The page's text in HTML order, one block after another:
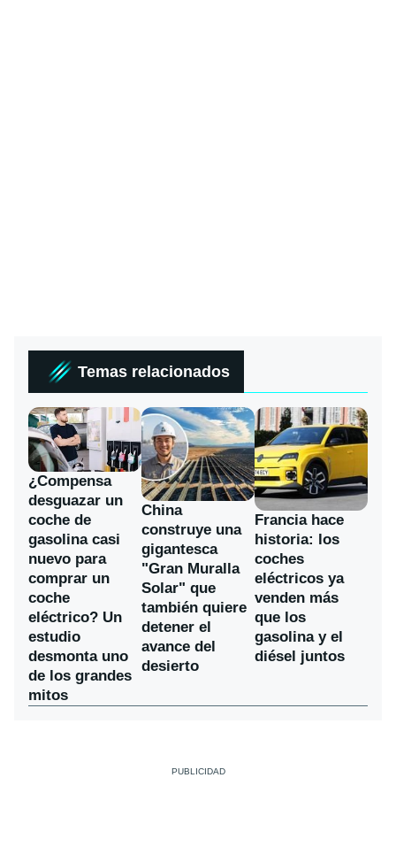
Temas relacionados
¿Compensa
desguazar un
coche de
gasolina casi
nuevo para
comprar un
coche
eléctrico? Un
estudio
desmonta uno
de los grandes
mitos
China
construye una
gigantesca
"Gran Muralla
Solar" que
también quiere
detener el
avance del
desierto
Francia hace
historia: los
coches
eléctricos ya
venden más
que los
gasolina y el
diésel juntos